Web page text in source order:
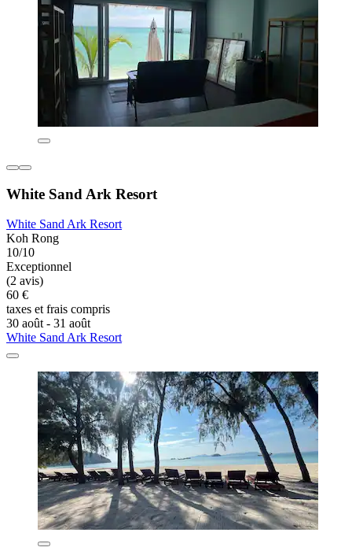
White Sand Ark Resort
White Sand Ark Resort
Koh Rong
10/10
Exceptionnel
(2 avis)
60 €
taxes et frais compris
30 août - 31 août
White Sand Ark Resort